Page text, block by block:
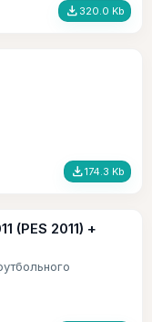
file_download 320.0 Kb
file_download174.3 Kb
(PES 2011) +